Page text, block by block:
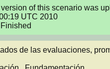
of this scenario was
UTC 2010
de las evaluaciones,